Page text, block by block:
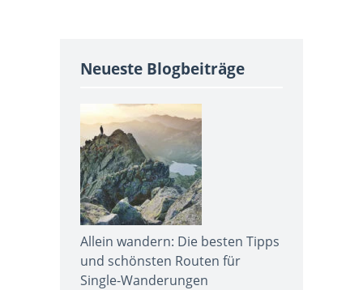
Neueste Blogbeiträge
Allein wandern: Die besten Tipps
und schönsten Routen für
Single-Wanderungen